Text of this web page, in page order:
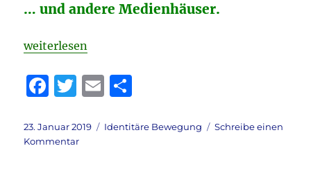
… und andere Medienhäuser.
„´Angriffe` der Identitären auf die taz …“
weiterlesen
F
c
e
T
it
te
E
ai le
Veröffentlicht
am
23. Januar 2019 Kategorien
Identitäre Bewegung
Schreibe einen
Kommentarzu